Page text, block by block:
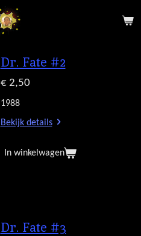
Dr. Fate #2
€ 2,50
1988
Bekijk details
In winkelwagen
Dr. Fate #3